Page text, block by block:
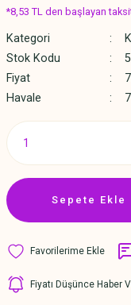
*8,53 TL den başlayan
Kategori
Stok Kodu
Fiyat
Havale
Sepete Ekle
Fiyatı Düşünce Haber